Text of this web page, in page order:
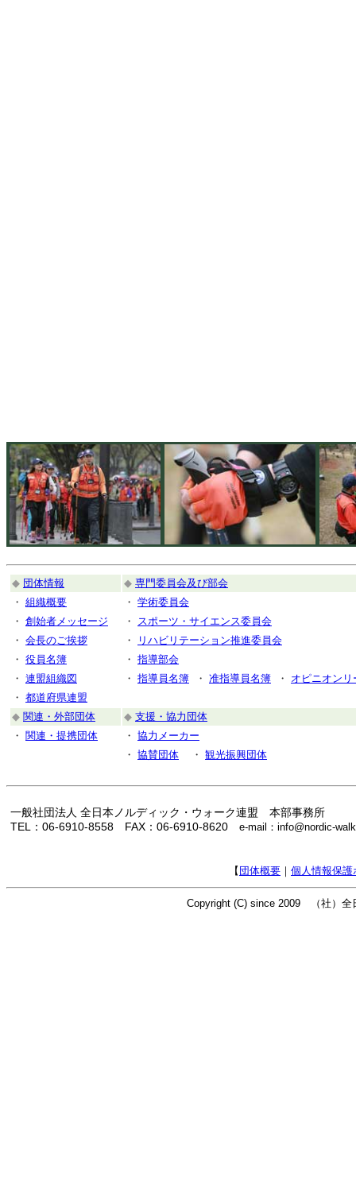
◆ 団体情報 ◆ 専門委員会及び部会
・ 組織概要 ・ 学術委員会
・ 創始者メッセージ ・
スポーツ・サイエンス委員会
・ 会長のご挨拶 ・
リハビリテーション推進委員会
・ 役員名簿 ・ 指導部会
・ 連盟組織図 ・ 指導員名簿 ・ 准指導員名簿 ・
オピニオン
・ 都道府県連盟
◆ 関連・外部団体 ◆ 支援・協力団体
・
関連・提携団体 ・ 協力メーカー
・ 協賛団体 ・ 観光振興団体
一般社団法人 全日本ノルディック・ウォーク連盟 本部事務所
TEL：06-6910-8558 FAX：06-6910-8620 e-mail：info@nordic-
【 団体概要 ｜ 個人情報保護
Copyright (C) since 2009 （社）全